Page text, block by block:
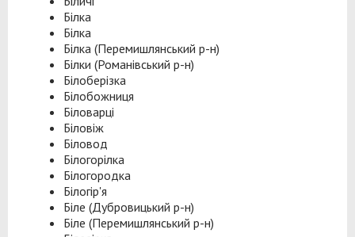
Білка
Білка
Білка (Перемишлянський р-н)
Білки (Романівський р-н)
Білоберізка
Білобожниця
Біловарці
Біловіж
Біловод
Білогорілка
Білогородка
Білогір'я
Біле (Дубровицький р-н)
Біле (Перемишлянський р-н)